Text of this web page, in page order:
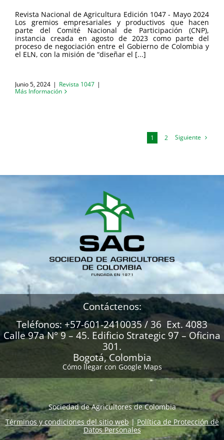
Revista Nacional de Agricultura Edición 1047 - Mayo 2024
Los gremios empresariales y productivos que hacen
parte del Comité Nacional de Participación (CNP),
instancia creada en agosto de 2023 como parte del
proceso de negociación entre el Gobierno de Colombia y
el ELN, con la misión de “diseñar el [...]
Junio 5, 2024 | Revista 1047 |
Más Información
1 2 Siguiente
Contáctenos:
Teléfonos: +57-601-2410035 / 36 Ext. 4083
Calle 97a N° 9 – 45. Edificio Strategic 97 – Oficina
301.
Bogotá, Colombia
Cómo llegar con Google Maps
Sociedad de Agricultores de Colombia
Términos y condiciones del sitio web|Política de Protección de
Datos Personales